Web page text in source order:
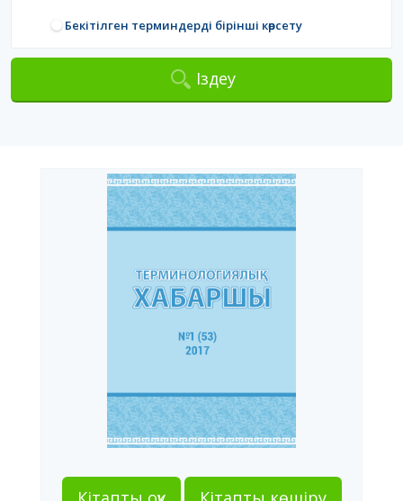
Бекітілген терминдерді бірінші көрсету
Іздеу